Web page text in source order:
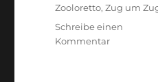
Zooloretto,Zug um
Schreibe einen
Kommentarzu